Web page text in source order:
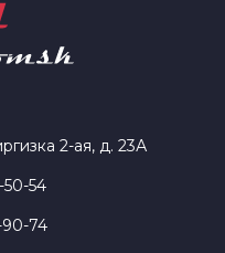
2-ая, д. 23А
54
74